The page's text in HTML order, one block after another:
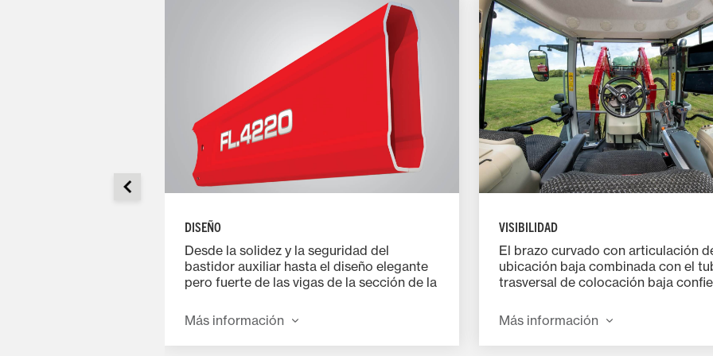
DISEÑO
Desde la solidez y la seguridad del
bastidor auxiliar hasta el diseño elegante
pero fuerte de las vigas de la sección de la
serie MF FL incorporan características
líderes del sector que aseguran el máximo
rendimiento y fiabilidad de su tractor
Más información
VISIBILIDAD
El brazo curvado con articulación
ubicación baja combinada con el
trasversal de colocación baja
con la pala colocada 450 mm por
del terreno, en posición de
(Directiva de la UE 2008/2/CE).
Más información